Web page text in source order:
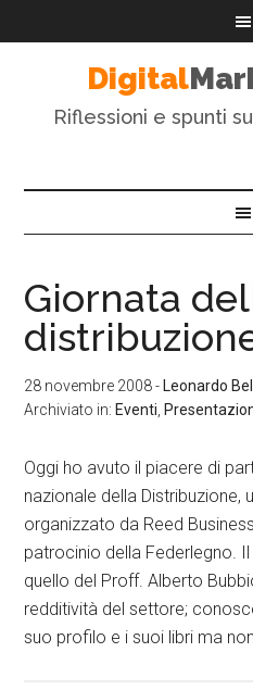
Digital
Riflessioni e spunti
Giornata
28 novembre 2008- Leonardo
Archiviato in: Eventi
Oggi ho avuto il piacere di
nazionale della Distribuzione,
organizzato da Reed
patrocinio della Federlegno.
quello del Proff. Alberto
redditività del settore;
suo profilo e i suoi libri ma